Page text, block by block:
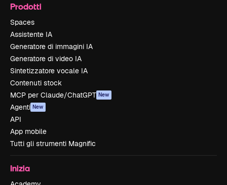
Prodotti
Spaces
Assistente IA
Generatore di immagini IA
Generatore di video IA
Sintetizzatore vocale IA
Contenuti stock
MCP per Claude/ChatGPT New
Agenti New
API
App mobile
Tutti gli strumenti Magnific
Inizia